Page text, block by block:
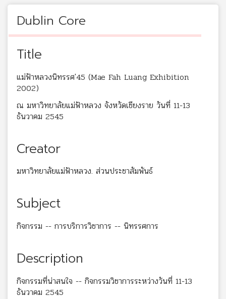
Dublin Core
Title
แม่ฟ้าหลวงนิทรรศ'45 (Mae Fah Luang Exhibition
2002)
ณ มหาวิทยาลัยแม่ฟ้าหลวง จังหวัดเชียงราย วันที่ 11-13
ธันวาคม 2545
Creator
มหาวิทยาลัยแม่ฟ้าหลวง. ส่วนประชาสัมพันธ์
Subject
กิจกรรม -- การบริการวิชาการ -- นิทรรศการ
Description
กิจกรรมที่น่าสนใจ -- กิจกรรมวิชาการระหว่างวันที่ 11-13
ธันวาคม 2545